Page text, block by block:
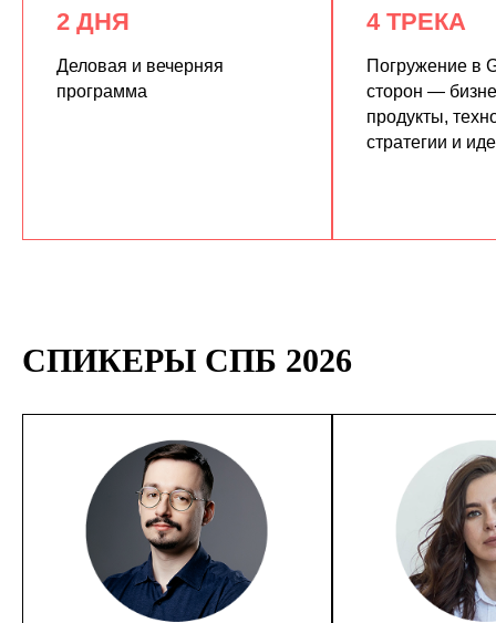
2 ДНЯ
Деловая и вечерняя
программа
4 ТРЕКА
Погружение в
сторон —
продукты,
стратегии и
СПИКЕРЫ СПБ 2026